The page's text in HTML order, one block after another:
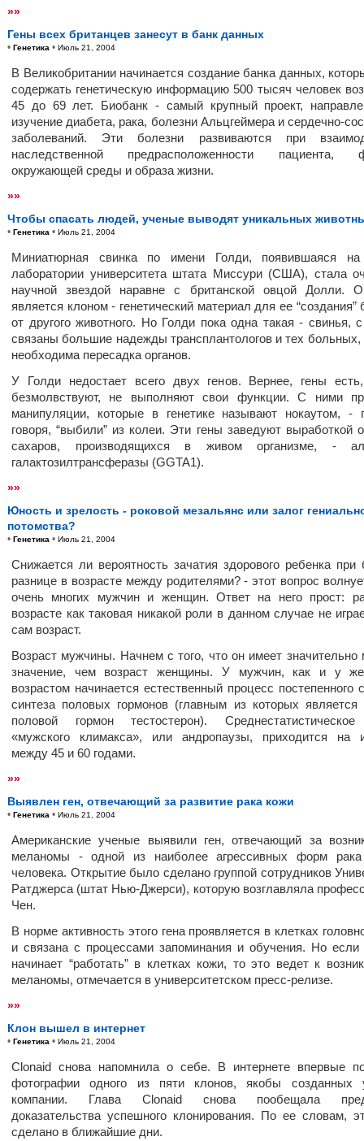
»»
Гены всех британцев занесут в банк данных
• Генетика • Июль 21, 2004
В Великобритании начинается создание банка данных,
содержать генетическую информацию 500 тысяч человек
45 до 69 лет. Биобанк - самый крупный проект,
изучение диабета, рака, болезни Альцгеймера и сердечно-
заболеваний. Эти болезни развиваются при
наследственной предрасположенности пациента,
окружающей среды и образа жизни.
»»
Чтобы спасать людей, ученые выводят уникальных
• Генетика • Июль 21, 2004
Миниатюрная свинка по имени Голди, появившаяся
лаборатории университета штата Миссури (США), стала
научной звездой наравне с британской овцой Долли.
является клоном - генетический материал для ее “создания”
от другого животного. Но Голди пока одна такая - свинья,
связаны большие надежды трансплантологов и тех
необходима пересадка органов.
У Голди недостает всего двух генов. Вернее, гены
безмолвствуют, не выполняют свои функции. С ними
манипуляции, которые в генетике называют нокаутом, -
говоря, “выбили” из колеи. Эти гены заведуют выработкой
сахаров, производящихся в живом организме, -
галактозилтрансферазы (GGTA1).
»»
Юность и зрелость - роковой мезальянс или залог
потомства?
• Генетика • Июль 21, 2004
Снижается ли вероятность зачатия здорового ребенка при
разнице в возрасте между родителями? - этот вопрос
очень многих мужчин и женщин. Ответ на него прост:
возрасте как таковая никакой роли в данном случае не
сам возраст.
Возраст мужчины. Начнем с того, что он имеет значительно
значение, чем возраст женщины. У мужчин, как и у
возрастом начинается естественный процесс постепенного
синтеза половых гормонов (главным из которых является
половой гормон тестостерон).
«мужского климакса», или андропаузы, приходится на
между 45 и 60 годами.
»»
Выявлен ген, отвечающий за развитие рака кожи
• Генетика • Июль 21, 2004
Американские ученые выявили ген, отвечающий за
меланомы - одной из наиболее агрессивных форм
человека. Открытие было сделано группой сотрудников
Ратджерса (штат Нью-Джерси), которую возглавляла
Чен.
В норме активность этого гена проявляется в клетках
и связана с процессами запоминания и обучения. Но если
начинает “работать” в клетках кожи, то это ведет к
меланомы, отмечается в университетском пресс-релизе.
»»
Клон вышел в интернет
• Генетика • Июль 21, 2004
Clonaid снова напомнила о себе. В интернете впервые
фотографии одного из пяти клонов, якобы созданных
компании. Глава Clonaid снова пообещала
доказательства успешного клонирования. По ее словам,
сделано в ближайшие дни.